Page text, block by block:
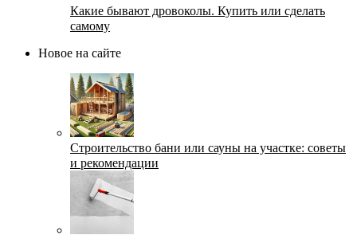
Какие бывают дровоколы. Купить или сделать
самому
Новое на сайте
Строительство бани или сауны на участке: советы
и рекомендации